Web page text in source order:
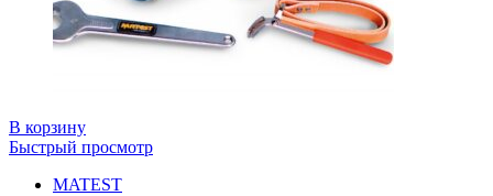
В корзину
Быстрый просмотр
MATEST